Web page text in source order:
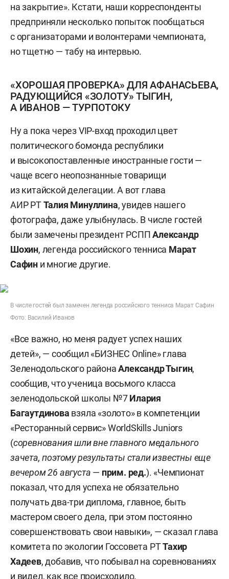
на закрытие». Кстати, наши корреспонденты
предприняли несколько попыток пообщаться
с организаторами и волонтерами чемпионата,
но тщетно — табу на интервью.
«ХОРОШАЯ ПРОВЕРКА» ДЛЯ АФАНАСЬЕВА,
РАДУЮЩИЙСЯ «ЗОЛОТУ» ТЫГИН,
А ИВАНОВ — ТУРПОТОКУ
Ну а пока через VIP-вход проходил цвет
политического бомонда республики
и высокопоставленные иностранные гости —
чаще всего неопознанные товарищи
из китайской делегации. А вот глава
АИР РТТалия Минуллина, увидев нашего
фотографа, даже улыбнулась. В числе гостей
были замечены президент РСППАлександр
Шохин, легенда российского тенниса Марат
Сафин и многие другие.
В числе гостей был замечен легенда российского тенниса Марат Сафин
Фото: Василий Иванов
«Все важно, но меня радует успех наших
детей», — сообщил «БИЗНЕС Online» глава
Зеленодольского районаАлександр Тыгин,
сообщив, что ученица восьмого класса
зеленодольской школы №7Илария
Багаутдинова взяла «золото» в компетенции
«Ресторанный сервис» WorldSkills Juniors
(соревнования шли вне главного медального
зачета, поэтому результаты стали известны еще
вечером 26 августа — прим. ред.). «Чемпионат
показал, что для успеха не обязательно
получать два-три диплома, главное, быть
мастером своего дела, при этом постоянно
совершенствовать свои навыки», — сказал глава
комитета по экологии Госсовета РТТахир
Хадеев, добавив, что побывал на соревнованиях
и видел, как все происходило.